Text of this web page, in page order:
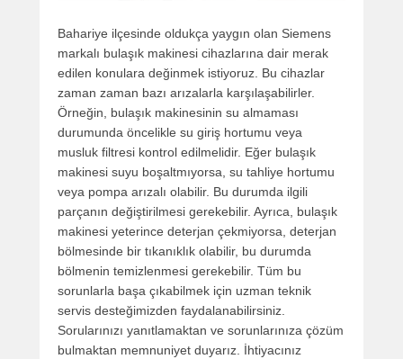
Bahariye ilçesinde oldukça yaygın olan Siemens
markalı bulaşık makinesi cihazlarına dair merak
edilen konulara değinmek istiyoruz. Bu cihazlar
zaman zaman bazı arızalarla karşılaşabilirler.
Örneğin, bulaşık makinesinin su almaması
durumunda öncelikle su giriş hortumu veya
musluk filtresi kontrol edilmelidir. Eğer bulaşık
makinesi suyu boşaltmıyorsa, su tahliye hortumu
veya pompa arızalı olabilir. Bu durumda ilgili
parçanın değiştirilmesi gerekebilir. Ayrıca, bulaşık
makinesi yeterince deterjan çekmiyorsa, deterjan
bölmesinde bir tıkanıklık olabilir, bu durumda
bölmenin temizlenmesi gerekebilir. Tüm bu
sorunlarla başa çıkabilmek için uzman teknik
servis desteğimizden faydalanabilirsiniz.
Sorularınızı yanıtlamaktan ve sorunlarınıza çözüm
bulmaktan memnuniyet duyarız. İhtiyacınız